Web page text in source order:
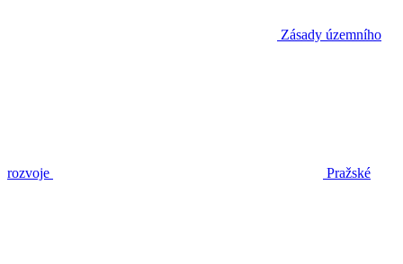
Zásady územního
rozvoje Pražské